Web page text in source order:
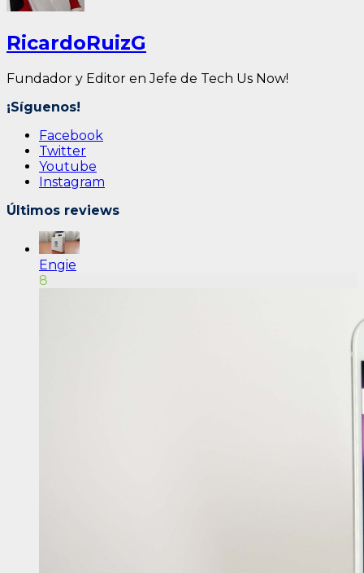
RicardoRuizG
Fundador y Editor en Jefe de Tech Us Now!
¡Síguenos!
Facebook
Twitter
Youtube
Instagram
Últimos reviews
Engie
8